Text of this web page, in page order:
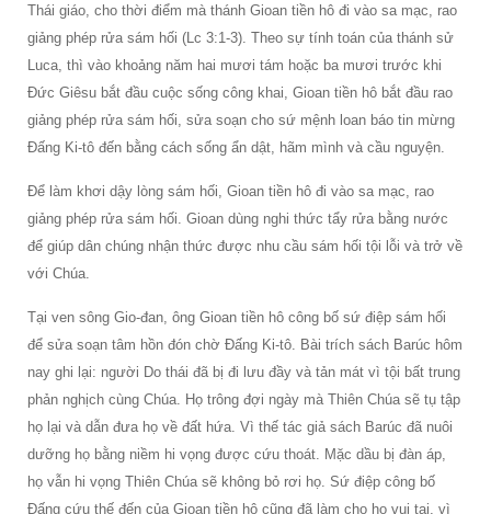
Thái giáo, cho thời điểm mà thánh Gioan tiền hô đi vào sa mạc, rao
giảng phép rửa sám hối (Lc 3:1-3). Theo sự tính toán của thánh sử
Luca, thì vào khoảng năm hai mươi tám hoặc ba mươi trước khi
Ðức Giêsu bắt đầu cuộc sống công khai, Gioan tiền hô bắt đầu rao
giảng phép rửa sám hối, sửa soạn cho sứ mệnh loan báo tin mừng
Ðấng Ki-tô đến bằng cách sống ẩn dật, hãm mình và cầu nguyện.
Ðể làm khơi dậy lòng sám hối, Gioan tiền hô đi vào sa mạc, rao
giảng phép rửa sám hối. Gioan dùng nghi thức tẩy rửa bằng nước
để giúp dân chúng nhận thức được nhu cầu sám hối tội lỗi và trở về
với Chúa.
Tại ven sông Gio-đan, ông Gioan tiền hô công bố sứ điệp sám hối
để sửa soạn tâm hồn đón chờ Ðấng Ki-tô. Bài trích sách Barúc hôm
nay ghi lại: người Do thái đã bị đi lưu đầy và tản mát vì tội bất trung
phản nghịch cùng Chúa. Họ trông đợi ngày mà Thiên Chúa sẽ tụ tập
họ lại và dẫn đưa họ về đất hứa. Vì thế tác giả sách Barúc đã nuôi
dưỡng họ bằng niềm hi vọng được cứu thoát. Mặc dầu bị đàn áp,
họ vẫn hi vọng Thiên Chúa sẽ không bỏ rơi họ. Sứ điệp công bố
Ðấng cứu thế đến của Gioan tiền hô cũng đã làm cho họ vui tai, vì